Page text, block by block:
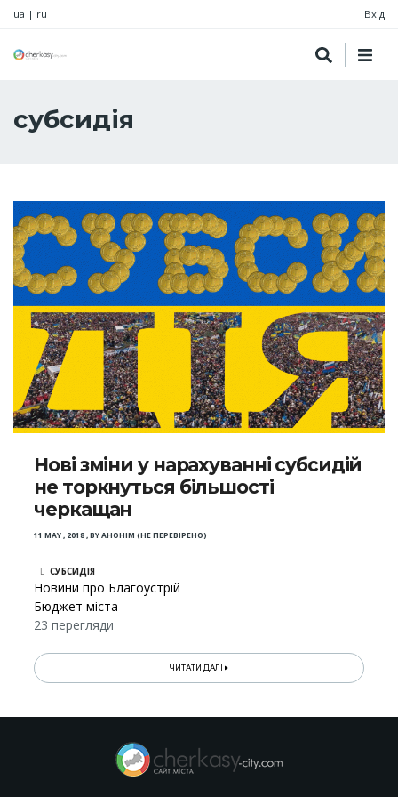
ua | ru Вхід
субсидія
Нові зміни у нарахуванні субсидій
не торкнуться більшості
черкащан
11 MAY , 2018,BYАНОНІМ (НЕ ПЕРЕВІРЕНО)
СУБСИДІЯ
Новини про Благоустрій
Бюджет міста
23 перегляди
ЧИТАТИ ДАЛІ